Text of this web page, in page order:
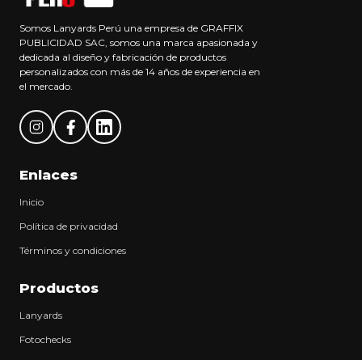
Somos Lanyards Perú una empresa de GRAFFIX
PUBLICIDAD SAC, somos una marca apasionada y
dedicada al diseño y fabricación de productos
personalizados con más de 14 años de experiencia en
el mercado.
Enlaces
Inicio
Política de privacidad
Términos y condiciones
Productos
Lanyards
Fotochecks